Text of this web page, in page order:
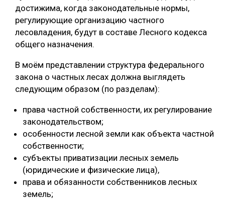
достижима, когда законодательные нормы,
регулирующие организацию частного
лесовладения, будут в составе Лесного кодекса
общего назначения.
В моём представлении структура федерального
закона о частных лесах должна выглядеть
следующим образом (по разделам):
права частной собственности, их регулирование
законодательством;
особенности лесной земли как объекта частной
собственности;
субъекты приватизации лесных земель
(юридические и физические лица),
права и обязанности собственников лесных
земель;